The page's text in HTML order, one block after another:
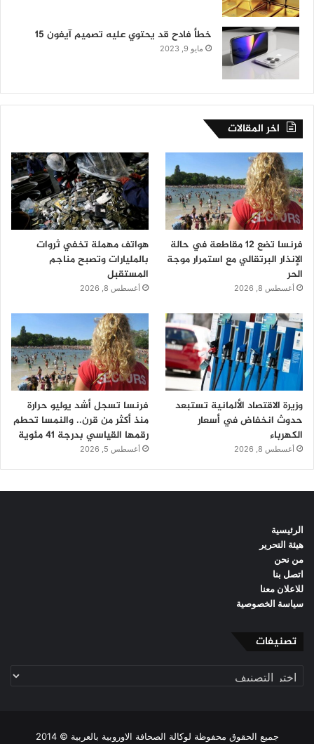
خطأ فادح قد يحتوي عليه تصميم آيفون 15
مايو 9, 2023
اخر المقالات
فرنسا تضع 12 مقاطعة في حالة
الإنذار البرتقالي مع استمرار موجة
الحر
أغسطس 8, 2026
هواتف مهملة تخفي ثروات
بالمليارات وتصبح مناجم
المستقبل
أغسطس 8, 2026
وزيرة الاقتصاد الألمانية تستبعد
حدوث انخفاض في أسعار
الكهرباء
أغسطس 8, 2026
فرنسا تسجل أشد يوليو حرارة
منذ أكثر من قرن.. والنمسا تحطم
رقمها القياسي بدرجة 41 مئوية
أغسطس 5, 2026
الرئيسية
هيئة التحرير
من نحن
اتصل بنا
للاعلان معنا
سياسة الخصوصية
تصنيفات
تصنيفات
جميع الحقوق محفوظة لوكالة الصحافة الاوروبية بالعربية © 2014